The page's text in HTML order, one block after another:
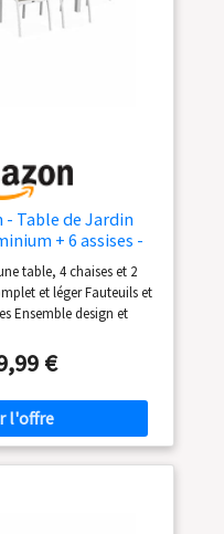
- Table de Jardin
+ 6 assises -
- Table en
avec rallonge
en textilène
table, 4 chaises et 2
et léger Fauteuils et
Ensemble design et
€